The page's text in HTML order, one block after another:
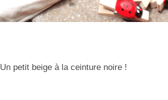
Un petit beige à la ceinture noire !